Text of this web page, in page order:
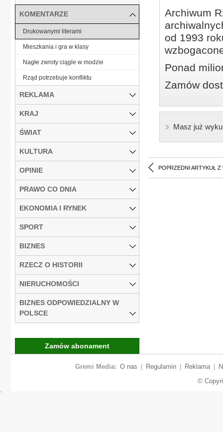
Archiwum
od 1993
Ponad
Zamów
Masz już
POPRZEDNI ARTYKUŁ Z
KOMENTARZE
Drukowanymi literami
Mieszkania i gra w klasy
Nagłe zwroty ciągle w modzie
Rząd potrzebuje konfliktu
REKLAMA
KRAJ
ŚWIAT
KULTURA
OPINIE
PRAWO CO DNIA
EKONOMIA I RYNEK
SPORT
BIZNES
RZECZ O HISTORII
NIERUCHOMOŚCI
BIZNES ODPOWIEDZIALNY W
POLSCE
Zamów abonament
Gremi Media: O nas Regulamin Reklama
©